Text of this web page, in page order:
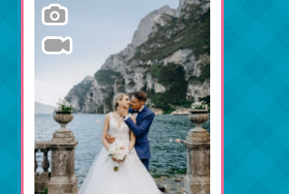
8 martie
Pentru paști
Zi de Naștere
Botez